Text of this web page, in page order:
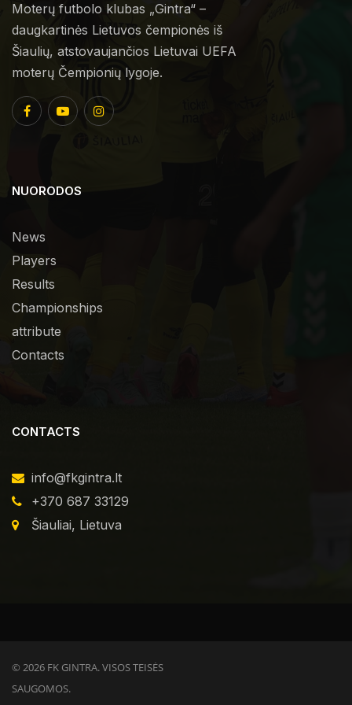
Moterų futbolo klubas „Gintra“ –
daugkartinės Lietuvos čempionės iš
Šiaulių, atstovaujančios Lietuvai UEFA
moterų Čempionių lygoje.
NUORODOS
News
Players
Results
Championships
attribute
Contacts
CONTACTS
info@fkgintra.lt
+370 687 33129
Šiauliai, Lietuva